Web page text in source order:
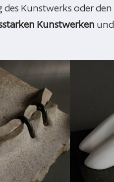
Kunstwerks oder
Kunstwerken